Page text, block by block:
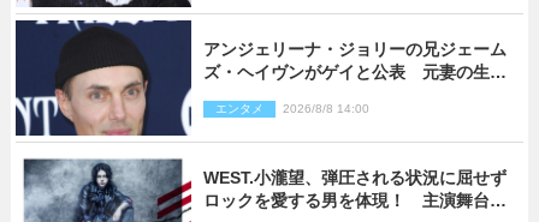
アンジェリーナ・ジョリーの兄ジェーム
ズ・ヘイヴンがゲイと公表 元妻の生配
エンタメ 2026/8/8 14:00
WEST.小瀧望、弾圧される状況に屈せず
ロックを愛する男を体現！ 主演舞台